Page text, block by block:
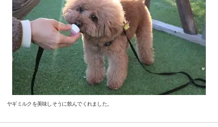
ヤギミルクを美味しそうに飲んでくれました。